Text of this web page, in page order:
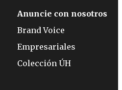
Anuncie con nosotros
Brand Voice
Empresariales
Colección ÚH